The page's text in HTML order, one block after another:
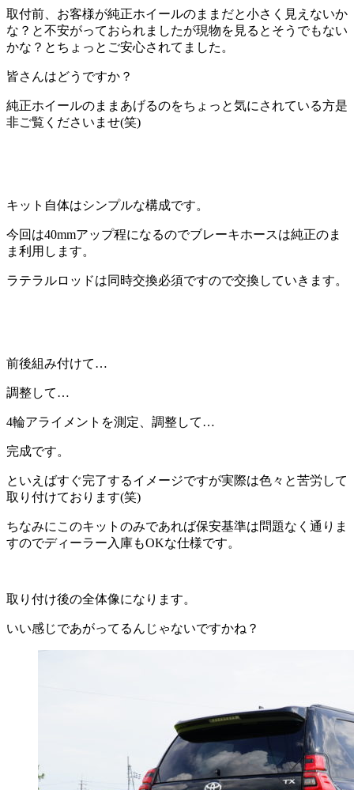
取付前、お客様が純正ホイールのままだと小さく見えないか
な？と不安がっておられましたが現物を見るとそうでもない
かな？とちょっとご安心されてました。
皆さんはどうですか？
純正ホイールのままあげるのをちょっと気にされている方是
非ご覧くださいませ(笑)
キット自体はシンプルな構成です。
今回は40mmアップ程になるのでブレーキホースは純正のま
ま利用します。
ラテラルロッドは同時交換必須ですので交換していきます。
前後組み付けて…
調整して…
4輪アライメントを測定、調整して…
完成です。
といえばすぐ完了するイメージですが実際は色々と苦労して
取り付けております(笑)
ちなみにこのキットのみであれば保安基準は問題なく通りま
すのでディーラー入庫もOKな仕様です。
取り付け後の全体像になります。
いい感じであがってるんじゃないですかね？